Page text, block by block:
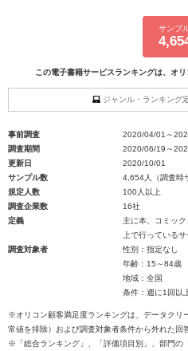
サンプ
この電子書籍サービスランキングは、オ
ジャンル・ランキング
事前調査
2020/04/01～
調査期間
2020/06/19～
更新日
2020/10/01
サンプル数
4,654人（調査時
規定人数
100人以上
調査企業数
16社
定義
主に本、コミッ
上で行っているサ
調査対象者
性別：指定なし
年齢：15～84歳
地域：全国
条件：週に1回以
※オリコン顧客満足度ランキングは、データクリ
常値を排除）および調査対象者条件から外れた回
※「総合ランキング」、「評価項目別」、部門の